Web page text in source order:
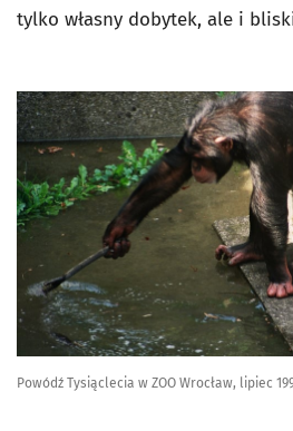
tylko własny dobytek, ale i
Powódź Tysiąclecia w ZOO Wrocław, lipiec